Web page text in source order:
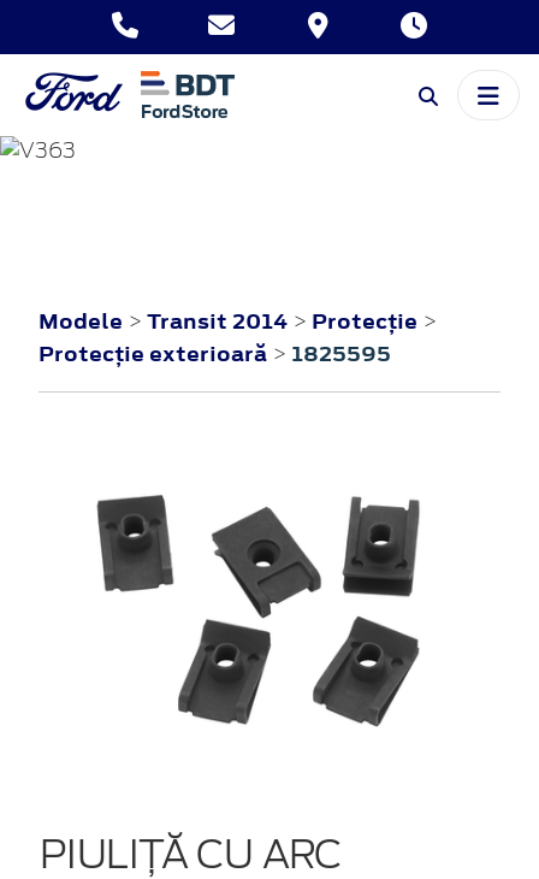
Modele > Transit 2014 > Protecţie >
Protecţie exterioară > 1825595
PIULIȚĂ CU ARC